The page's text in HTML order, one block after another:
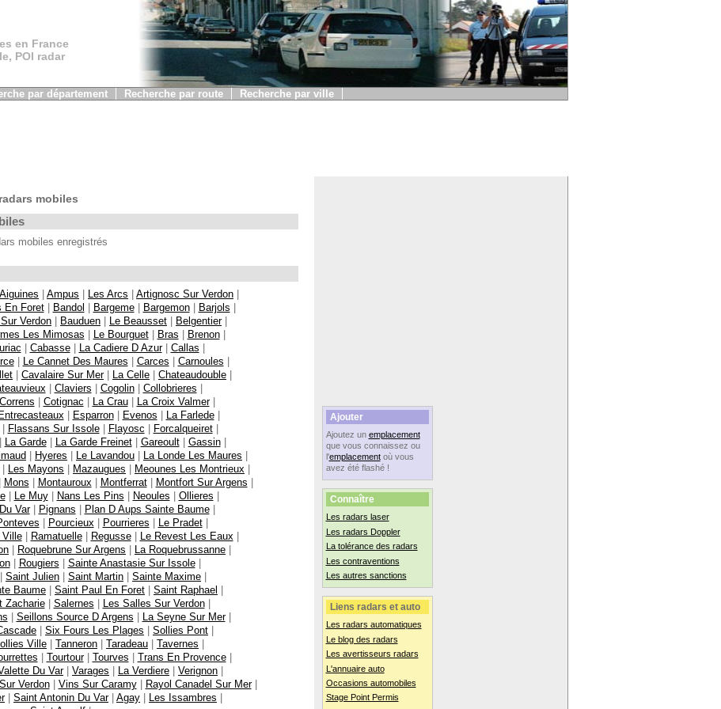
en France
POI radar
par département Recherche par route Recherche par ville
Ajouter
Ajoutez un emplacement
que vous connaissez ou
l'emplacementoù vous
avez été flashé !
Connaître
Les radars laser
Les radars Doppler
La tolérance des radars
Les contraventions
Les autres sanctions
Liens radars et auto
Les radars automatiques
Le blog des radars
Les avertisseurs radars
L'annuaire auto
Occasions automobiles
Stage Point Permis
mobiles
mobiles enregistrés
Aiguines | Ampus | Les Arcs | Artignosc Sur Verdon |
En Foret| Bandol | Bargeme| Bargemon| Barjols |
Verdon | Bauduen | Le Beausset | Belgentier|
Les Mimosas | Le Bourguet| Bras | Brenon|
| Cabasse| La Cadiere D Azur| Callas |
| Le Cannet Des Maures | Carces | Carnoules |
| Cavalaire Sur Mer| La Celle | Chateaudouble |
| Claviers | Cogolin| Collobrieres |
Correns | Cotignac | La Crau| La Croix Valmer|
| Esparron| Evenos | La Farlede|
| Flassans Sur Issole| Flayosc | Forcalqueiret|
| La Garde| La Garde Freinet| Gareoult| Gassin|
| Hyeres | Le Lavandou | La Londe Les Maures |
| Les Mayons | Mazaugues | Meounes Les Montrieux |
Mons | Montauroux | Montferrat| Montfort Sur Argens |
| Le Muy| Nans Les Pins | Neoules | Ollieres |
Var| Pignans | Plan D Aups Sainte Baume|
| Pourcieux | Pourrieres | Le Pradet|
Ville| Ramatuelle| Regusse| Le Revest Les Eaux |
| Roquebrune Sur Argens | La Roquebrussanne |
| Rougiers | Sainte Anastasie Sur Issole|
Saint Julien | Saint Martin | Sainte Maxime |
Baume | Saint Paul En Foret | Saint Raphael |
Zacharie| Salernes | Les Salles Sur Verdon|
| Seillons Source D Argens | La Seyne Sur Mer|
| Six Fours Les Plages | Sollies Pont |
Ville | Tanneron | Taradeau | Tavernes |
| Tourtour| Tourves | Trans En Provence|
Du Var| Varages | La Verdiere | Verignon |
Verdon| Vins Sur Caramy| Rayol Canadel Sur Mer|
| Saint Antonin Du Var| Agay | Les Issambres |